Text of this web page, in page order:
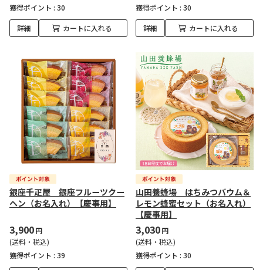
獲得ポイント : 30
詳細 カートに入れる
獲得ポイント : 30
詳細 カートに入れる
銀座千疋屋 銀座フルーツクー
ヘン（お名入れ）【慶事用】
3,900円
(送料・税込)
獲得ポイント : 39
山田養蜂場 はちみつバウム＆
レモン蜂蜜セット（お名入れ）
【慶事用】
3,030円
(送料・税込)
獲得ポイント : 30